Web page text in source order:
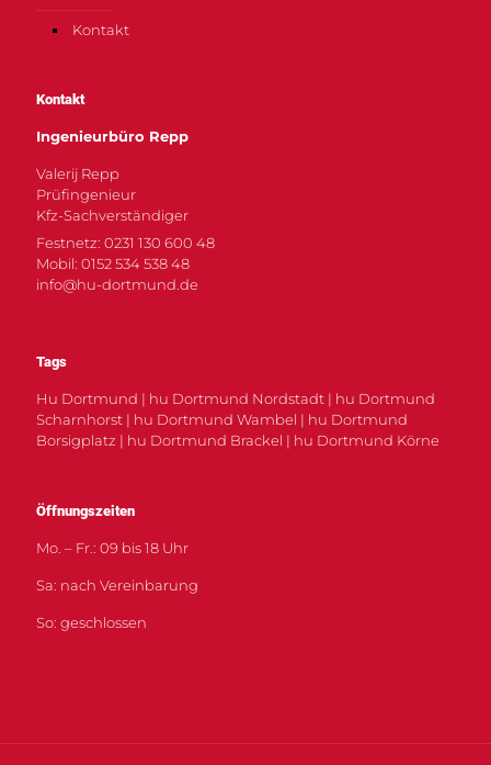
Kontakt
Kontakt
Ingenieurbüro Repp
Valerij Repp
Prüfingenieur
Kfz-Sachverständiger
Festnetz: 0231 130 600 48
Mobil: 0152 534 538 48
info@hu-dortmund.de
Tags
Hu Dortmund | hu Dortmund Nordstadt | hu Dortmund
Scharnhorst | hu Dortmund Wambel | hu Dortmund
Borsigplatz | hu Dortmund Brackel | hu Dortmund Körne
Öffnungszeiten
Mo. – Fr.: 09 bis 18 Uhr
Sa: nach Vereinbarung
So: geschlossen